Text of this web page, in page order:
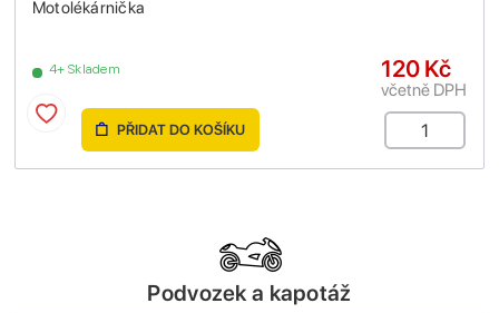
Motolékárnička
4+ Skladem 120 Kč
včetně DPH
PŘIDAT DO KOŠÍKU
Podvozek a kapotáž